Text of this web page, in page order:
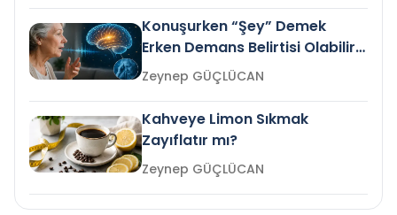
Konuşurken “Şey” Demek
Erken Demans Belirtisi Olabilir
mi?
Zeynep GÜÇLÜCAN
Kahveye Limon Sıkmak
Zayıflatır mı?
Zeynep GÜÇLÜCAN